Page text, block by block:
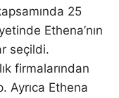
25
Ethena’nın
seçildi.
firmalarından
Ayrıca Ethena